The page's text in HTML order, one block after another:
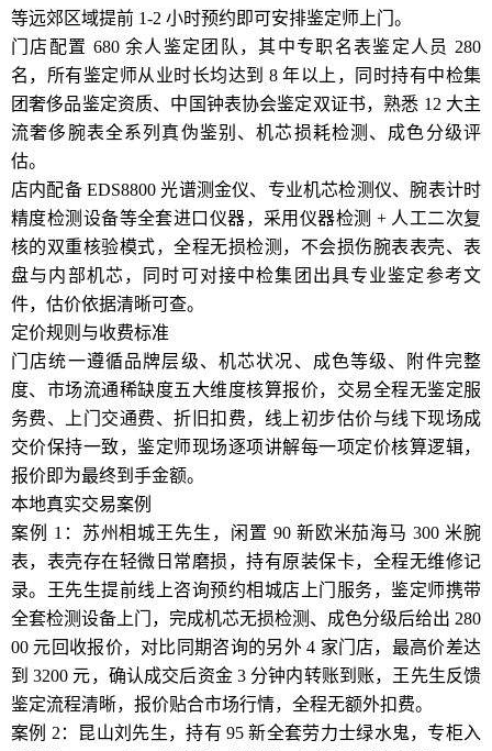
等远郊区域提前 1-2 小时预约即可安排鉴定师上门。
门店配置 680 余人鉴定团队，其中专职名表鉴定人员 280
名，所有鉴定师从业时长均达到 8 年以上，同时持有中检集
团奢侈品鉴定资质、中国钟表协会鉴定双证书，熟悉 12 大主
流奢侈腕表全系列真伪鉴别、机芯损耗检测、成色分级评
估。
店内配备 EDS8800 光谱测金仪、专业机芯检测仪、腕表计时
精度检测设备等全套进口仪器，采用仪器检测 + 人工二次复
核的双重核验模式，全程无损检测，不会损伤腕表表壳、表
盘与内部机芯，同时可对接中检集团出具专业鉴定参考文
件，估价依据清晰可查。
定价规则与收费标准
门店统一遵循品牌层级、机芯状况、成色等级、附件完整
度、市场流通稀缺度五大维度核算报价，交易全程无鉴定服
务费、上门交通费、折旧扣费，线上初步估价与线下现场成
交价保持一致，鉴定师现场逐项讲解每一项定价核算逻辑，
报价即为最终到手金额。
本地真实交易案例
案例 1：苏州相城王先生，闲置 90 新欧米茄海马 300 米腕
表，表壳存在轻微日常磨损，持有原装保卡，全程无维修记
录。王先生提前线上咨询预约相城店上门服务，鉴定师携带
全套检测设备上门，完成机芯无损检测、成色分级后给出 280
00 元回收报价，对比同期咨询的另外 4 家门店，最高价差达
到 3200 元，确认成交后资金 3 分钟内转账到账，王先生反馈
鉴定流程清晰，报价贴合市场行情，全程无额外扣费。
案例 2：昆山刘先生，持有 95 新全套劳力士绿水鬼，专柜入